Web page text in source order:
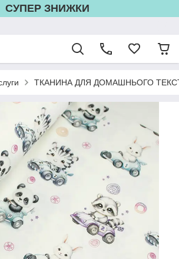
СУПЕР ЗНИЖКИ
ТКАНИНА ДЛЯ ДОМАШНЬОГО